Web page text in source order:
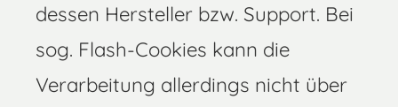
dessen Hersteller bzw. Support. Bei
sog. Flash-Cookies kann die
Verarbeitung allerdings nicht über